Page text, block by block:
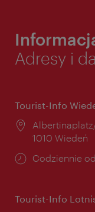
Adresy i
Tourist-Info
Miejsce:
1010 Wiedeń
Godziny
Codziennie
Tourist-Info